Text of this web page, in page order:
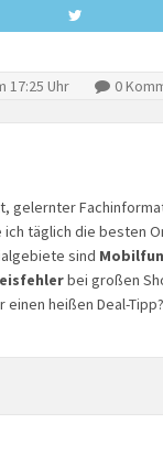
17:25 Uhr 0
gelernter
täglich die besten
sind
bei großen
heißen Deal-